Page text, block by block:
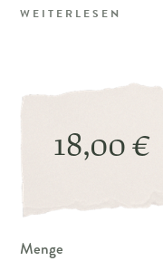
WEITERLESEN
18,00 €
Menge